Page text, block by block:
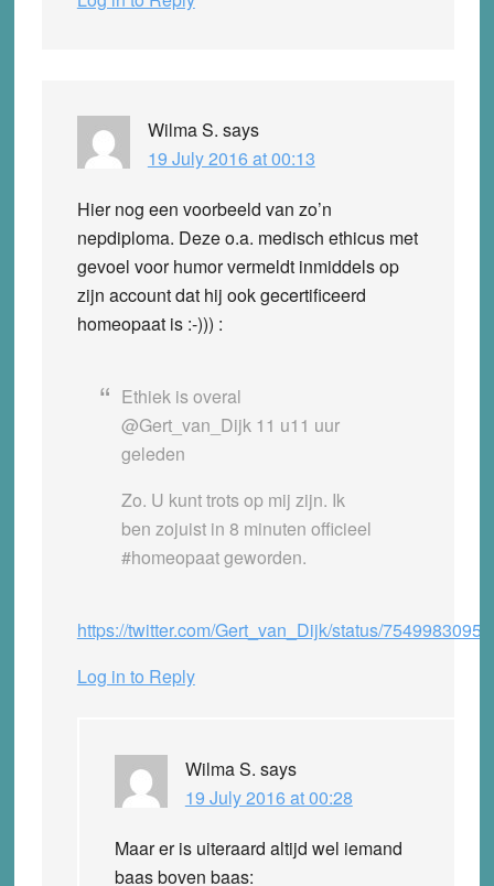
Wilma S. says
19 July 2016 at 00:13
Hier nog een voorbeeld van zo’n
nepdiploma. Deze o.a. medisch ethicus met
gevoel voor humor vermeldt inmiddels op
zijn account dat hij ook gecertificeerd
homeopaat is :-))) :
Ethiek is overal
geleden
Zo. U kunt trots op mij zijn. Ik
ben zojuist in 8 minuten officieel
#homeopaat geworden.
https://twitter.com/Gert_van_Dijk/status/
Log in to Reply
Wilma S. says
19 July 2016 at 00:28
Maar er is uiteraard altijd wel iemand
baas boven baas: